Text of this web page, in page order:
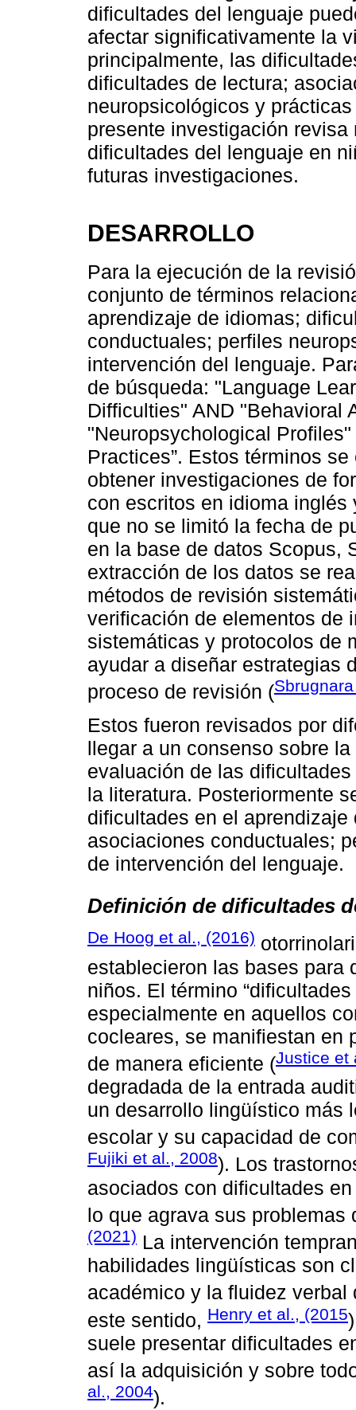
dificultades del lenguaje
afectar significativamente la
principalmente, las
dificultades de lectura;
neuropsicológicos y
presente investigación
dificultades del lenguaje en
futuras investigaciones.
DESARROLLO
Para la ejecución de la
conjunto de términos
aprendizaje de idiomas;
conductuales; perfiles
intervención del lenguaje.
de búsqueda: "Language
Difficulties" AND "Behavioral
"Neuropsychological
Practices”. Estos términos
obtener investigaciones de
con escritos en idioma
que no se limitó la fecha de
en la base de datos Scopus,
extracción de los datos se
métodos de revisión
verificación de elementos de
sistemáticas y protocolos de
ayudar a diseñar estrategias
proceso de revisión (
Estos fueron revisados por
llegar a un consenso sobre
evaluación de las
la literatura. Posteriormente
dificultades en el
asociaciones conductuales;
de intervención del lenguaje.
Definición de dificultades
De Hoog et al., (2016)
establecieron las bases para
niños. El término
especialmente en aquellos
cocleares, se manifiestan en
de manera eficiente (Justice et
degradada de la entrada
un desarrollo lingüístico más
escolar y su capacidad de
Fujiki et al., 2008). Los
asociados con dificultades
lo que agrava sus
(2021) La intervención
habilidades lingüísticas son
académico y la fluidez verbal
este sentido, Henry et al., (2015
suele presentar dificultades
así la adquisición y sobre
al., 2004).